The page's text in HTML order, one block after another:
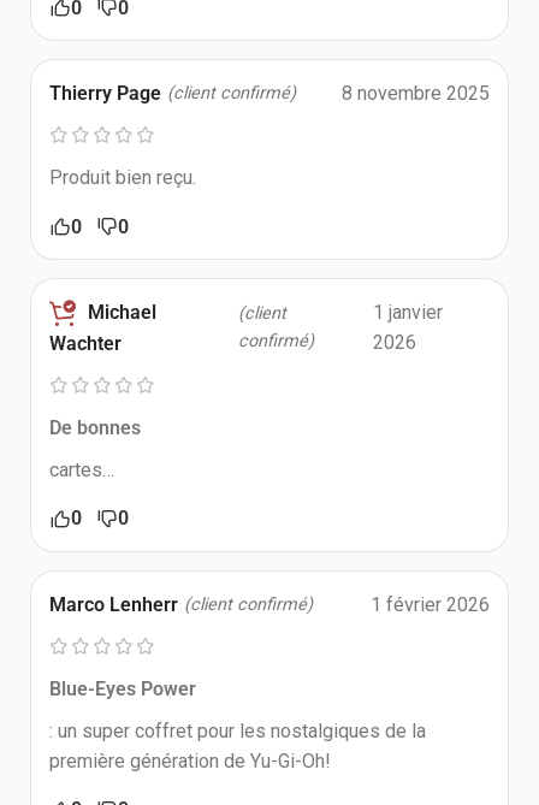
0 0
Thierry Page (client confirmé) 8 novembre 2025
Produit bien reçu.
0 0
Michael
Wachter
(client
confirmé)
1 janvier
2026
De bonnes
cartes…
0 0
Marco Lenherr (client confirmé) 1 février 2026
Blue-Eyes Power
: un super coffret pour les nostalgiques de la
première génération de Yu-Gi-Oh!